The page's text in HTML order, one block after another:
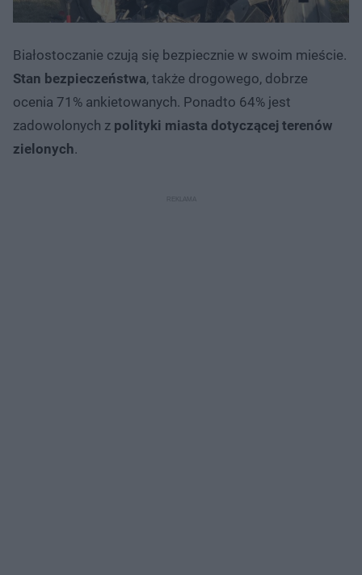
Białostoczanie czują się bezpiecznie w swoim mieście.
Stan bezpieczeństwa, także drogowego, dobrze
ocenia 71% ankietowanych. Ponadto 64% jest
zadowolonych z polityki miasta dotyczącej terenów
zielonych.